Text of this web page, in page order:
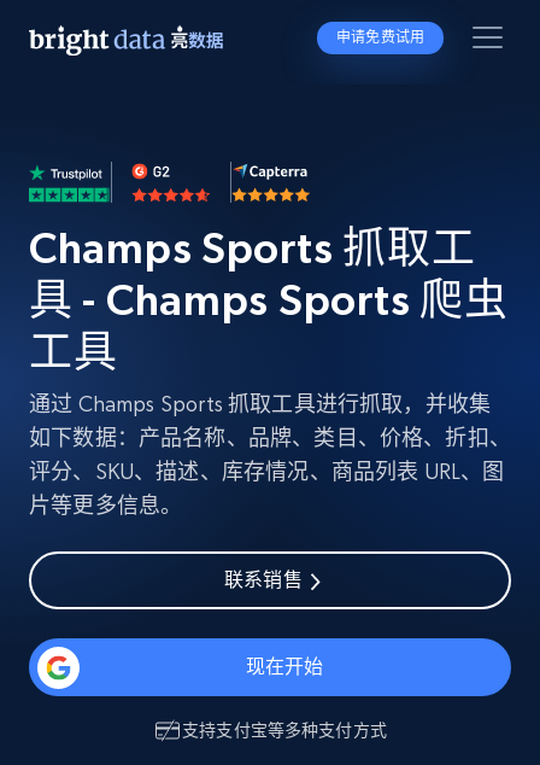
申请免费试用
Champs Sports 抓取工
具 - Champs Sports 爬虫
工具
通过 Champs Sports 抓取工具进行抓取，并收集
如下数据：产品名称、品牌、类目、价格、折扣、
评分、SKU、描述、库存情况、商品列表 URL、图
片等更多信息。
联系销售
现在开始
支持支付宝等多种支付方式